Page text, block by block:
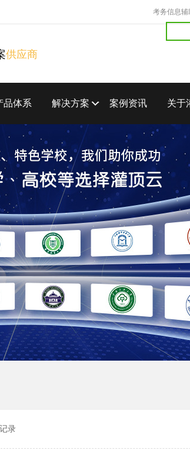
考务信息辅
供应商
品体系 解决方案 案例资讯 关于
录